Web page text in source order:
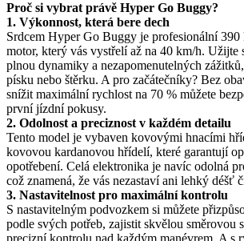
Proč si vybrat právě Hyper Go Buggy?
1. Výkonnost, která bere dech
Srdcem Hyper Go Buggy je profesionální 390
motor, který vás vystřelí až na 40 km/h. Užijte
plnou dynamiky a nezapomenutelných
písku nebo štěrku. A pro začátečníky? Bez
snížit maximální rychlost na 70 % můžete
první jízdní pokusy.
2. Odolnost a preciznost v každém detailu
Tento model je vybaven kovovými hnacími
kovovou kardanovou hřídelí, které garantují
opotřebení. Celá elektronika je navíc odolná
což znamená, že vás nezastaví ani lehký déšť
3. Nastavitelnost pro maximální kontrolu
S nastavitelným podvozkem si můžete
podle svých potřeb, zajistit skvělou směrovou